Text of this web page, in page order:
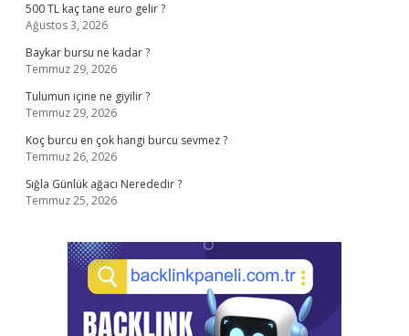
500 TL kaç tane euro gelir ?
Ağustos 3, 2026
Baykar bursu ne kadar ?
Temmuz 29, 2026
Tulumun içine ne giyilir ?
Temmuz 29, 2026
Koç burcu en çok hangi burcu sevmez ?
Temmuz 26, 2026
Sığla Günlük ağacı Nerededir ?
Temmuz 25, 2026